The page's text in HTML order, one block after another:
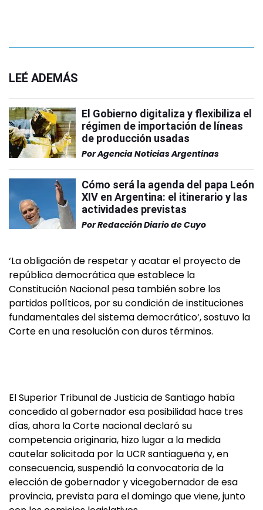
LEÉ ADEMÁS
El Gobierno digitaliza y flexibiliza el
régimen de importación de líneas
de producción usadas
PorAgencia Noticias Argentinas
Cómo será la agenda del papa León
XIV en Argentina: el itinerario y las
actividades previstas
PorRedacción Diario de Cuyo
‘La obligación de respetar y acatar el proyecto de
república democrática que establece la
Constitución Nacional pesa también sobre los
partidos políticos, por su condición de instituciones
fundamentales del sistema democrático‘, sostuvo la
Corte en una resolución con duros términos.
El Superior Tribunal de Justicia de Santiago había
concedido al gobernador esa posibilidad hace tres
días, ahora la Corte nacional declaró su
competencia originaria, hizo lugar a la medida
cautelar solicitada por la UCR santiagueña y, en
consecuencia, suspendió la convocatoria de la
elección de gobernador y vicegobernador de esa
provincia, prevista para el domingo que viene, junto